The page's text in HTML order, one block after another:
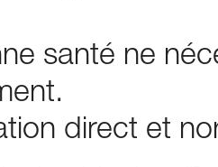
santé ne
direct et